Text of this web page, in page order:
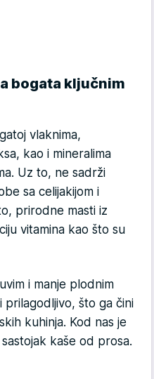
bogata ključnim
vlaknima,
kao i mineralima
Uz to, ne sadrži
sa celijakijom i
prirodne masti iz
vitamina kao što su
i manje plodnim
što ga čini
kuhinja. Kod nas je
kaše od prosa.